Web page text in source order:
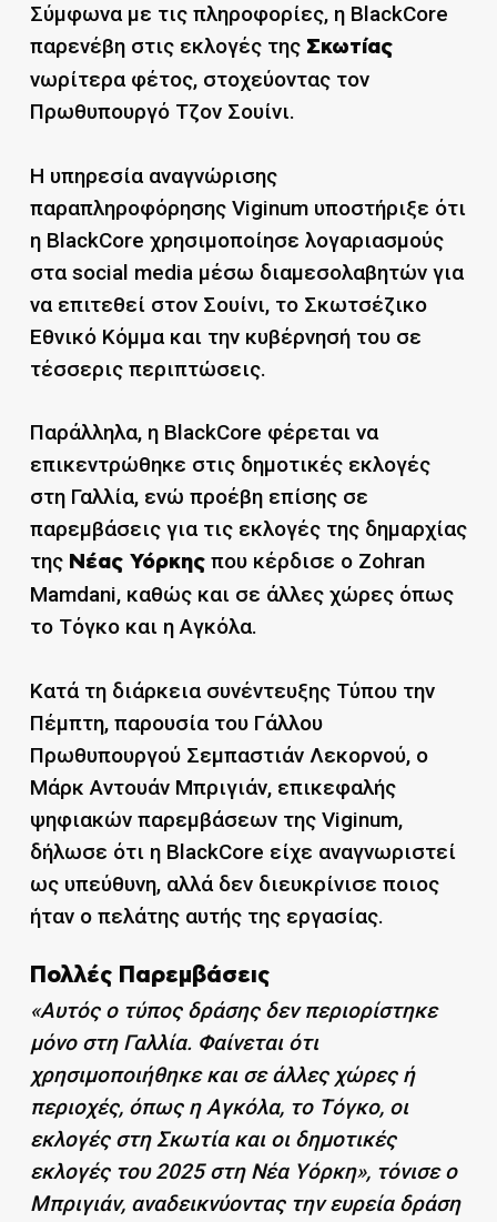
Σύμφωνα με τις πληροφορίες, η BlackCore
παρενέβη στις εκλογές της Σκωτίας
νωρίτερα φέτος, στοχεύοντας τον
Πρωθυπουργό Τζον Σουίνι.
Η υπηρεσία αναγνώρισης
παραπληροφόρησης Viginum υποστήριξε ότι
η BlackCore χρησιμοποίησε λογαριασμούς
στα social media μέσω διαμεσολαβητών για
να επιτεθεί στον Σουίνι, το Σκωτσέζικο
Εθνικό Κόμμα και την κυβέρνησή του σε
τέσσερις περιπτώσεις.
Παράλληλα, η BlackCore φέρεται να
επικεντρώθηκε στις δημοτικές εκλογές
στη Γαλλία, ενώ προέβη επίσης σε
παρεμβάσεις για τις εκλογές της δημαρχίας
της Νέας Υόρκηςπου κέρδισε ο Zohran
Mamdani, καθώς και σε άλλες χώρες όπως
το Τόγκο και η Αγκόλα.
Κατά τη διάρκεια συνέντευξης Τύπου την
Πέμπτη, παρουσία του Γάλλου
Πρωθυπουργού Σεμπαστιάν Λεκορνού, ο
Μάρκ Αντουάν Μπριγιάν, επικεφαλής
ψηφιακών παρεμβάσεων της Viginum,
δήλωσε ότι η BlackCore είχε αναγνωριστεί
ως υπεύθυνη, αλλά δεν διευκρίνισε ποιος
ήταν ο πελάτης αυτής της εργασίας.
Πολλές Παρεμβάσεις
«Αυτός ο τύπος δράσης δεν περιορίστηκε
μόνο στη Γαλλία. Φαίνεται ότι
χρησιμοποιήθηκε και σε άλλες χώρες ή
περιοχές, όπως η Αγκόλα, το Τόγκο, οι
εκλογές στη Σκωτία και οι δημοτικές
εκλογές του 2025 στη Νέα Υόρκη», τόνισε ο
Μπριγιάν, αναδεικνύοντας την ευρεία δράση